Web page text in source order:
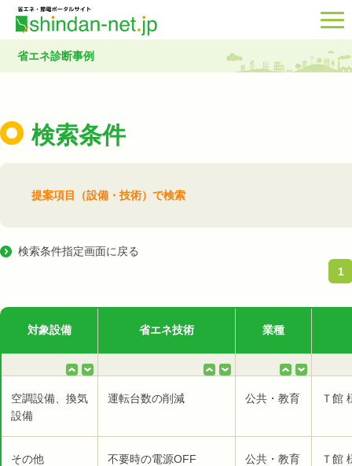
省エネ診断事例
検索条件
提案項目（設備・技術）で検索
検索条件指定画面に戻る
1
対象設備 省エネ技術 業種
空調設備、換気
設備
運転台数の削減 公共・教育 Ｔ館
その他 不要時の電源OFF 公共・教育 Ｔ館